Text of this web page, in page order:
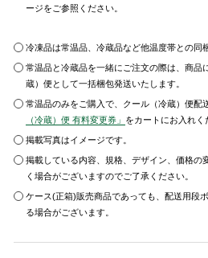
ージをご参照ください。
冷凍品は常温品、冷蔵品など他温度帯との同
常温品と冷蔵品を一緒にご注文の際は、商品
蔵）便として一括梱包発送いたします。
常温品のみをご購入で、クール（冷蔵）便配
（冷蔵）便 有料変更券」 をカートにお入れく
掲載写真はイメージです。
掲載している内容、規格、デザイン、価格の
く場合がございますのでご了承ください。
ケース(正箱)販売商品であっても、配送用段
る場合がございます。